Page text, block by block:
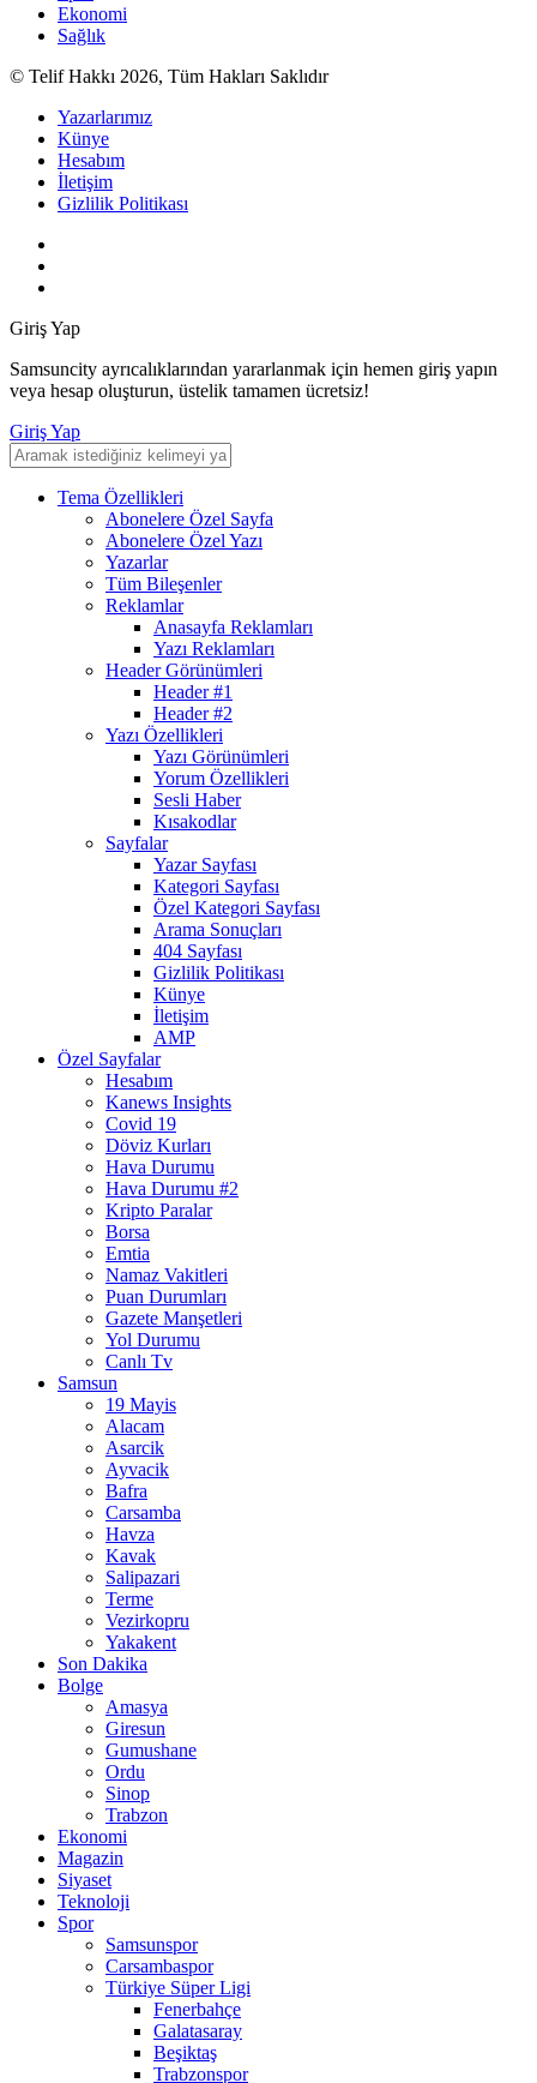
Ekonomi
Sağlık
© Telif Hakkı 2026, Tüm Hakları Saklıdır
Yazarlarımız
Künye
Hesabım
İletişim
Gizlilik Politikası
Giriş Yap
Samsuncity ayrıcalıklarından yararlanmak için hemen giriş yapın
veya hesap oluşturun, üstelik tamamen ücretsiz!
Giriş Yap
Tema Özellikleri
Abonelere Özel Sayfa
Abonelere Özel Yazı
Yazarlar
Tüm Bileşenler
Reklamlar
Anasayfa Reklamları
Yazı Reklamları
Header Görünümleri
Header #1
Header #2
Yazı Özellikleri
Yazı Görünümleri
Yorum Özellikleri
Sesli Haber
Kısakodlar
Sayfalar
Yazar Sayfası
Kategori Sayfası
Özel Kategori Sayfası
Arama Sonuçları
404 Sayfası
Gizlilik Politikası
Künye
İletişim
AMP
Özel Sayfalar
Hesabım
Kanews Insights
Covid 19
Döviz Kurları
Hava Durumu
Hava Durumu #2
Kripto Paralar
Borsa
Emtia
Namaz Vakitleri
Puan Durumları
Gazete Manşetleri
Yol Durumu
Canlı Tv
Samsun
19 Mayis
Alacam
Asarcik
Ayvacik
Bafra
Carsamba
Havza
Kavak
Salipazari
Terme
Vezirkopru
Yakakent
Son Dakika
Bolge
Amasya
Giresun
Gumushane
Ordu
Sinop
Trabzon
Ekonomi
Magazin
Siyaset
Teknoloji
Spor
Samsunspor
Carsambaspor
Türkiye Süper Ligi
Fenerbahçe
Galatasaray
Beşiktaş
Trabzonspor